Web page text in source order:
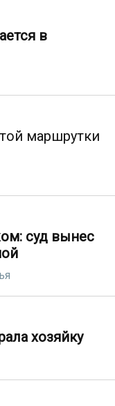
в
маршрутки
суд вынес
хозяйку